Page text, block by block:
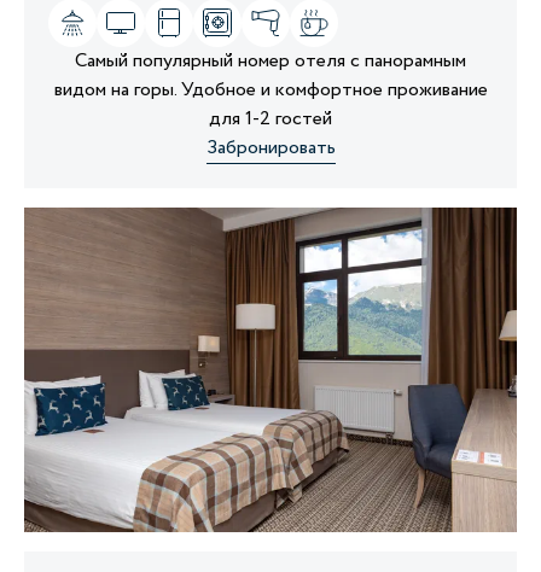
Самый популярный номер отеля с панорамным
видом на горы. Удобное и комфортное проживание
для 1-2 гостей
Забронировать